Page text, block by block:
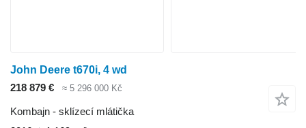
John Deere t670i, 4 wd
218 879 €
≈ 5 296 000 Kč
Kombajn - sklízecí mlátička